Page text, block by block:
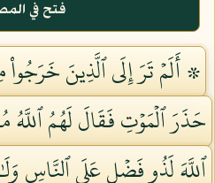
فتح في
۞ أَلَمۡ تَرَ إِلَى ٱلَّذِينَ
حَذَرَ ٱلۡمَوۡتِ فَقَالَ لَهُمُ ٱللَّهُ
ٱللَّهَ لَذُو فَضۡلٍ عَلَى ٱلنَّاسِ